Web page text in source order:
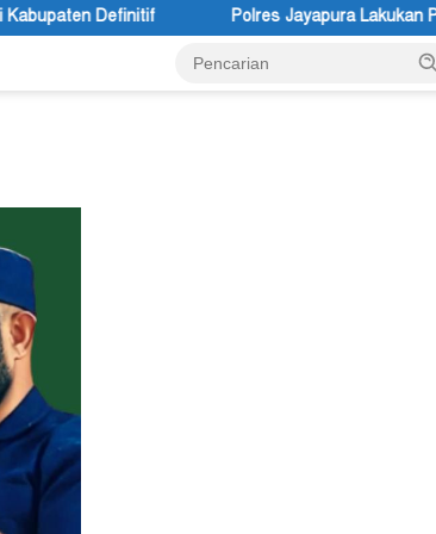
Polres Jayapura Lakukan Penyelidikan Pasca